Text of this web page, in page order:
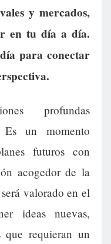
y mercados,
en tu día a día.
para conectar
profundas
Es un momento
futuros con
acogedor de la
valorado en el
ideas nuevas,
que requieran un